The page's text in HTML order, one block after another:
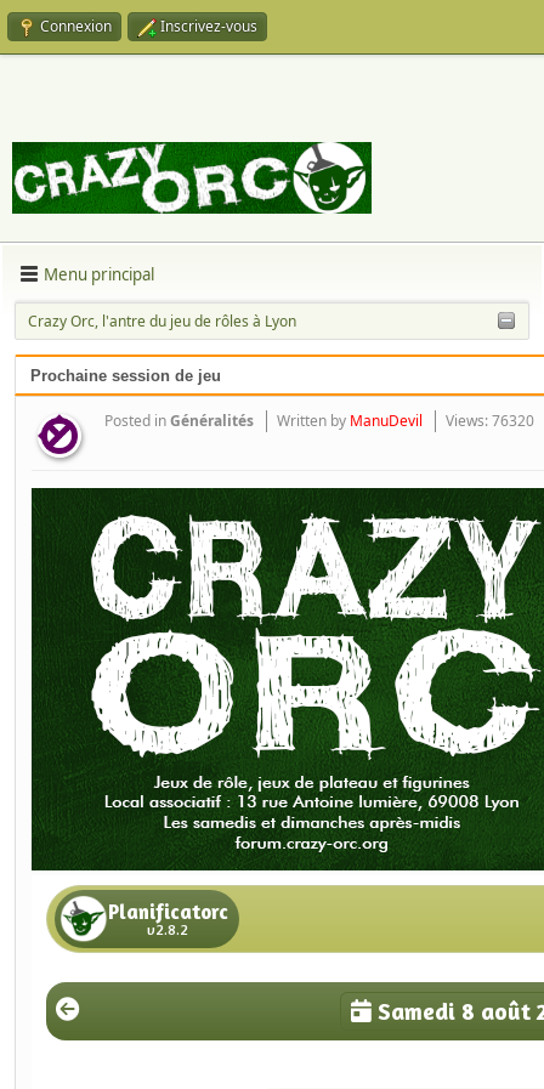
Connexion Inscrivez-vous
Menu principal
Crazy Orc, l'antre du jeu de rôles à Lyon
Prochaine session de jeu
Posted inGénéralités Written by ManuDevil Views: 76320